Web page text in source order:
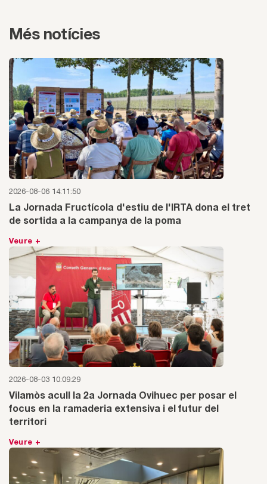
Més notícies
2026-08-06 14:11:50
La Jornada Fructícola d'estiu de l'IRTA dona el tret
de sortida a la campanya de la poma
Veure +
2026-08-03 10:09:29
Vilamòs acull la 2a Jornada Ovihuec per posar el
focus en la ramaderia extensiva i el futur del
territori
Veure +